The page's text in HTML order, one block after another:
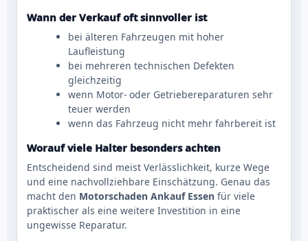
Wann der Verkauf oft sinnvoller ist
bei älteren Fahrzeugen mit hoher
Laufleistung
bei mehreren technischen Defekten
gleichzeitig
wenn Motor- oder Getriebereparaturen sehr
teuer werden
wenn das Fahrzeug nicht mehr fahrbereit ist
Worauf viele Halter besonders achten
Entscheidend sind meist Verlässlichkeit, kurze Wege
und eine nachvollziehbare Einschätzung. Genau das
macht den Motorschaden Ankauf Essen für viele
praktischer als eine weitere Investition in eine
ungewisse Reparatur.